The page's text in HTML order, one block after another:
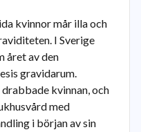
kvinnor mår illa och
I Sverige
året av den
gravidarum.
kvinnan, och
med
i början av sin